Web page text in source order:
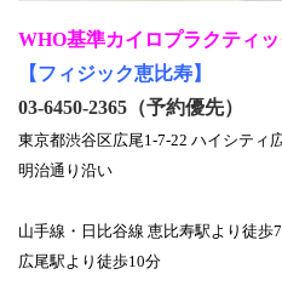
WHO基準カイロプラクティッ
【フィジック恵比寿】
03-6450-2365（予約優先）
東京都渋谷区広尾1-7-22 ハイシティ
明治通り沿い
山手線・日比谷線 恵比寿駅より徒歩
広尾駅より徒歩10分